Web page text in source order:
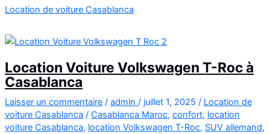
voiture
Audi
Location de voiture Casablanca
Location Voiture Volkswagen T-Roc à
Casablanca
Laisser un commentaire / admin / juillet 1, 2025 / Location de
voiture Casablanca / Casablanca Maroc, confort, location
voiture Casablanca, location Volkswagen T-Roc, SUV allemand,